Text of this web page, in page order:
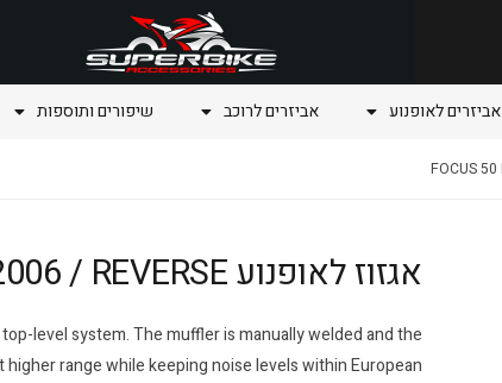
אביזרים לאופנוע אביזרים לרוכב שיפורים ותוספות
אגזוז לאופנוע FOCUS 50 Keeway 2006 / REVERSE
level system. The muffler is manually welded and the
range while keeping noise levels within European